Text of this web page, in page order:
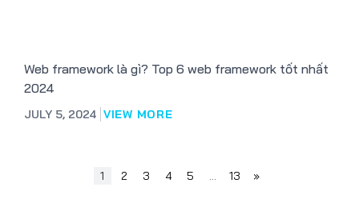
Web framework là gì? Top 6 web framework tốt nhất
2024
JULY 5, 2024 VIEW MORE
1 2 3 4 5 … 13 »